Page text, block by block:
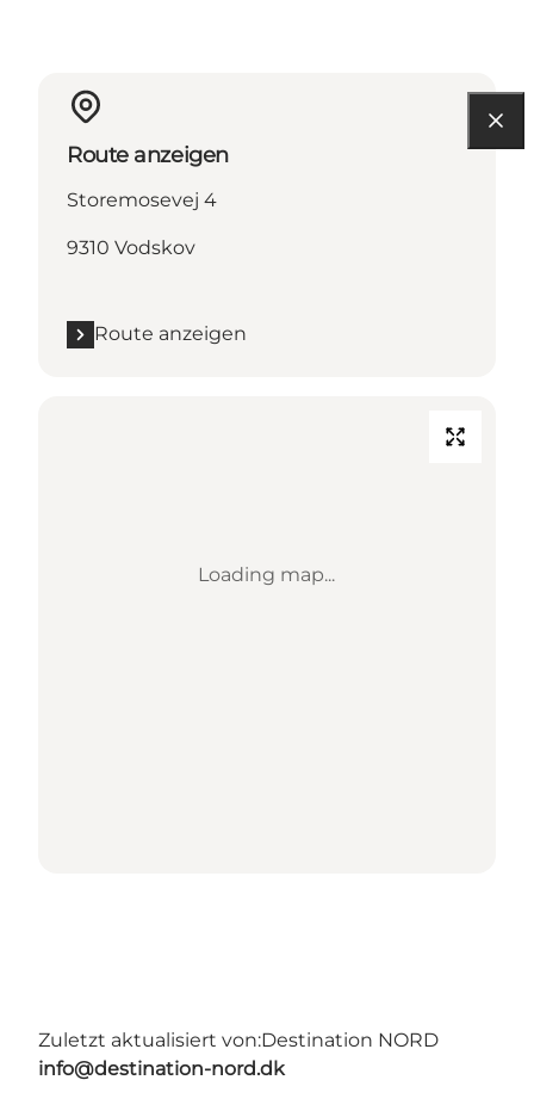
Route anzeigen
Storemosevej 4
9310 Vodskov
Route anzeigen
Loading map...
Zuletzt aktualisiert von:Destination NORD
info@destination-nord.dk